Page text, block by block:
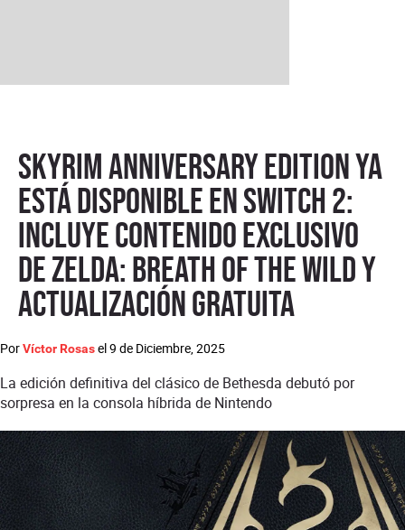
Skyrim Anniversary Edition ya
está disponible en Switch 2:
incluye contenido exclusivo
de Zelda: Breath of the Wild y
actualización gratuita
PorVíctor Rosasel9 de Diciembre, 2025
La edición definitiva del clásico de Bethesda debutó por
sorpresa en la consola híbrida de Nintendo